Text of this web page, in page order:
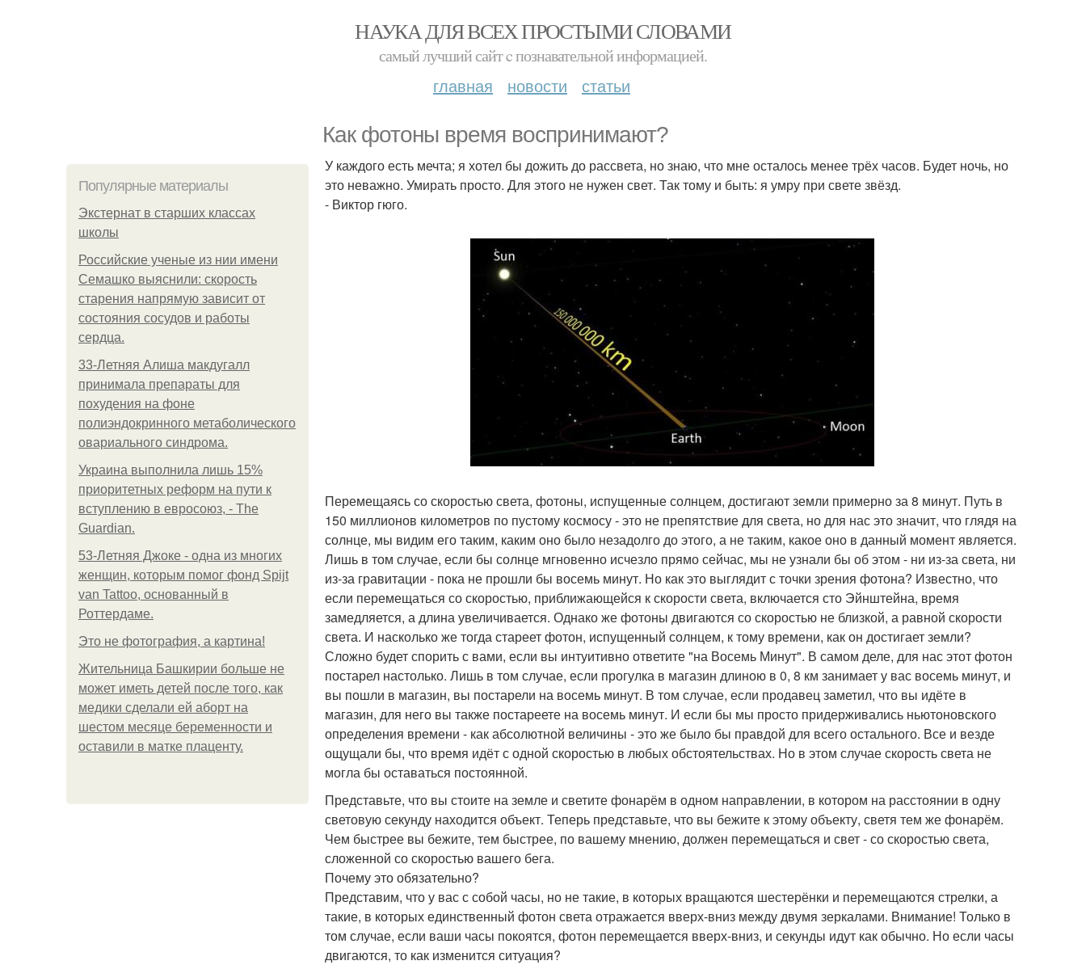
НАУКА ДЛЯ ВСЕХ ПРОСТЫМИ СЛОВАМИ
самый лучший сайт c познавательной информацией.
главная новости статьи
Как фотоны время воспринимают?
Популярные материалы
Экстернат в старших классах
школы
Российские ученые из нии имени
Семашко выяснили: скорость
старения напрямую зависит от
состояния сосудов и работы
сердца.
33-Летняя Алиша макдугалл
принимала препараты для
похудения на фоне
полиэндокринного метаболического
овариального синдрома.
Украина выполнила лишь 15%
приоритетных реформ на пути к
вступлению в евросоюз, - The
Guardian.
53-Летняя Джоке - одна из многих
женщин, которым помог фонд Spijt
van Tattoo, основанный в
Роттердаме.
Это не фотография, а картина!
Жительница Башкирии больше не
может иметь детей после того, как
медики сделали ей аборт на
шестом месяце беременности и
оставили в матке плаценту.
У каждого есть мечта; я хотел бы дожить до рассвета, но знаю, что мне осталось менее трёх часов. Будет ночь, но
это неважно. Умирать просто. Для этого не нужен свет. Так тому и быть: я умру при свете звёзд.
- Виктор гюго.
Перемещаясь со скоростью света, фотоны, испущенные солнцем, достигают земли примерно за 8 минут. Путь в
150 миллионов километров по пустому космосу - это не препятствие для света, но для нас это значит, что глядя на
солнце, мы видим его таким, каким оно было незадолго до этого, а не таким, какое оно в данный момент является.
Лишь в том случае, если бы солнце мгновенно исчезло прямо сейчас, мы не узнали бы об этом - ни из-за света, ни
из-за гравитации - пока не прошли бы восемь минут. Но как это выглядит с точки зрения фотона? Известно, что
если перемещаться со скоростью, приближающейся к скорости света, включается сто Эйнштейна, время
замедляется, а длина увеличивается. Однако же фотоны двигаются со скоростью не близкой, а равной скорости
света. И насколько же тогда стареет фотон, испущенный солнцем, к тому времени, как он достигает земли?
Сложно будет спорить с вами, если вы интуитивно ответите "на Восемь Минут". В самом деле, для нас этот фотон
постарел настолько. Лишь в том случае, если прогулка в магазин длиною в 0, 8 км занимает у вас восемь минут, и
вы пошли в магазин, вы постарели на восемь минут. В том случае, если продавец заметил, что вы идёте в
магазин, для него вы также постареете на восемь минут. И если бы мы просто придерживались ньютоновского
определения времени - как абсолютной величины - это же было бы правдой для всего остального. Все и везде
ощущали бы, что время идёт с одной скоростью в любых обстоятельствах. Но в этом случае скорость света не
могла бы оставаться постоянной.
Представьте, что вы стоите на земле и светите фонарём в одном направлении, в котором на расстоянии в одну
световую секунду находится объект. Теперь представьте, что вы бежите к этому объекту, светя тем же фонарём.
Чем быстрее вы бежите, тем быстрее, по вашему мнению, должен перемещаться и свет - со скоростью света,
сложенной со скоростью вашего бега.
Почему это обязательно?
Представим, что у вас с собой часы, но не такие, в которых вращаются шестерёнки и перемещаются стрелки, а
такие, в которых единственный фотон света отражается вверх-вниз между двумя зеркалами. Внимание! Только в
том случае, если ваши часы покоятся, фотон перемещается вверх-вниз, и секунды идут как обычно. Но если часы
двигаются, то как изменится ситуация?